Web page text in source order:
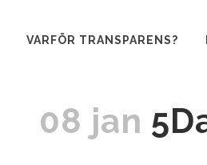
VARFÖR TRANSPARENS?
08 jan